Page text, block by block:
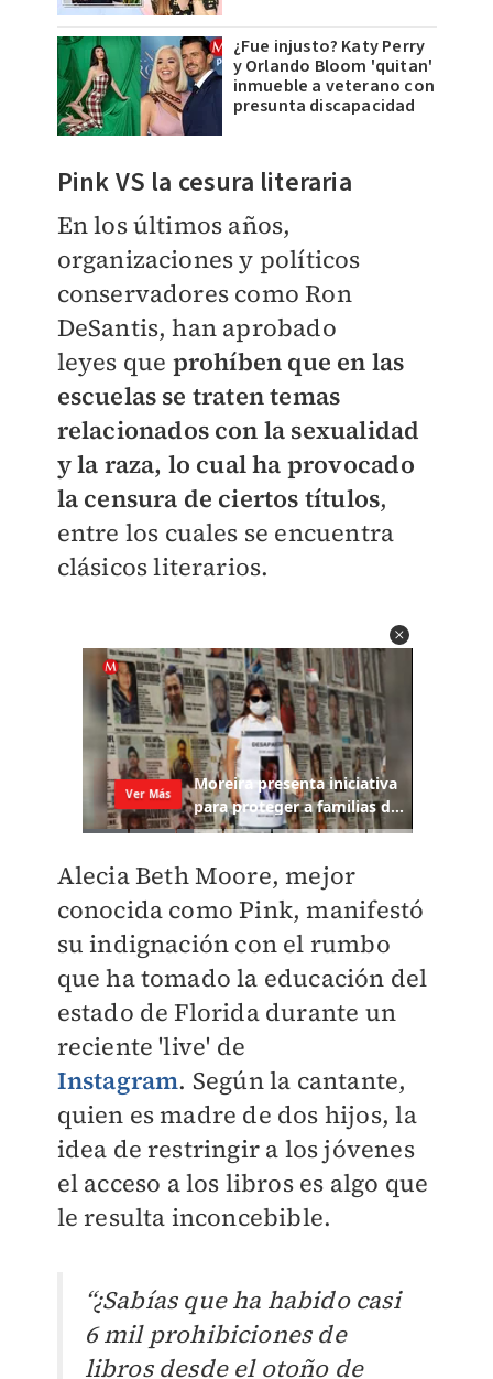
¿Fue injusto? Katy Perry
y Orlando Bloom 'quitan'
inmueble a veterano con
presunta discapacidad
Pink VS la cesura literaria
En los últimos años,
organizaciones y políticos
conservadores como Ron
DeSantis, han aprobado
leyes que prohíben que en las
escuelas se traten temas
relacionados con la sexualidad
y la raza, lo cual ha provocado
la censura de ciertos títulos,
entre los cuales se encuentra
clásicos literarios.
Alecia Beth Moore, mejor
conocida como Pink, manifestó
su indignación con el rumbo
que ha tomado la educación del
estado de Florida durante un
reciente 'live' de
Instagram. Según la cantante,
quien es madre de dos hijos, la
idea de restringir a los jóvenes
el acceso a los libros es algo que
le resulta inconcebible.
“¿Sabías que ha habido casi
6 mil prohibiciones de
libros desde el otoño de